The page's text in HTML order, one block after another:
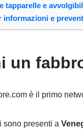
tapparelle e
informazioni e
un
è il primo
sono presenti a